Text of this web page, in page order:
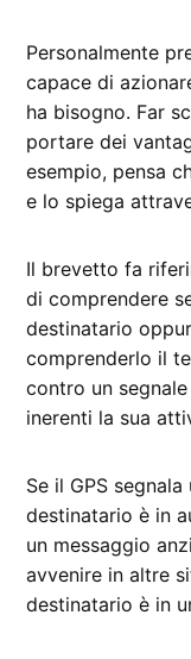
Personalmente
capace di
ha bisogno. Far
portare dei
esempio, pensa
e lo spiega
Il brevetto fa
di comprendere
destinatario
comprenderlo il
contro un
inerenti la sua
Se il GPS
destinatario è in
un messaggio
avvenire in altre
destinatario è in